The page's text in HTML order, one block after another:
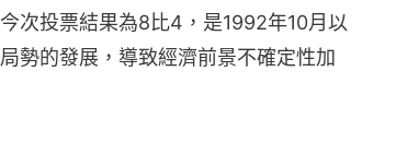
次投票結果為8比4，是1992年10月以
勢的發展，導致經濟前景不確定性加